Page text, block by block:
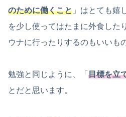
のために働くこと 」はとても嬉
を少し使ってはたまに外食した
ウナに行ったりするのもいいも
勉強と同じように、「 目標を立
とだと思います。